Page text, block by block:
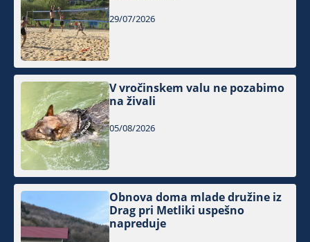
29/07/2026
V vročinskem valu ne pozabimo
na živali
05/08/2026
Obnova doma mlade družine iz
Drag pri Metliki uspešno
napreduje